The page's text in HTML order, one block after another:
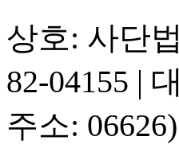
상호: 사단
82-04155 |
주소: